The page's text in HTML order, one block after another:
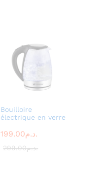
Bouilloire
électrique en verre
199.00 د.م.
299.00 د.م.